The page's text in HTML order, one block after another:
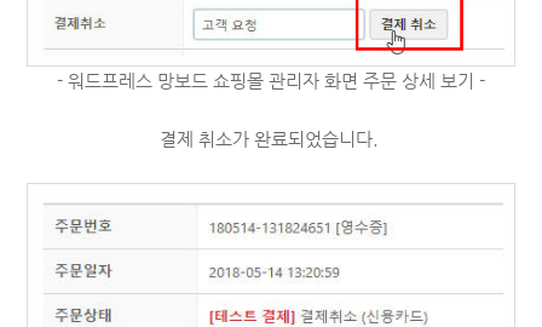
- 워드프레스 망보드 쇼핑몰 관리자 화면 주문 상세 보기 -
결제 취소가 완료되었습니다.